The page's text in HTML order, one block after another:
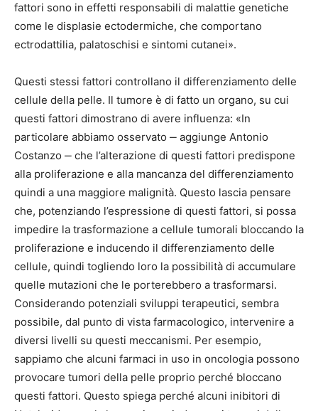
fattori sono in effetti responsabili di malattie genetiche
come le displasie ectodermiche, che comportano
ectrodattilia, palatoschisi e sintomi cutanei».
Questi stessi fattori controllano il differenziamento delle
cellule della pelle. Il tumore è di fatto un organo, su cui
questi fattori dimostrano di avere influenza: «In
particolare abbiamo osservato ‒ aggiunge Antonio
Costanzo ‒ che l’alterazione di questi fattori predispone
alla proliferazione e alla mancanza del differenziamento
quindi a una maggiore malignità. Questo lascia pensare
che, potenziando l’espressione di questi fattori, si possa
impedire la trasformazione a cellule tumorali bloccando la
proliferazione e inducendo il differenziamento delle
cellule, quindi togliendo loro la possibilità di accumulare
quelle mutazioni che le porterebbero a trasformarsi.
Considerando potenziali sviluppi terapeutici, sembra
possibile, dal punto di vista farmacologico, intervenire a
diversi livelli su questi meccanismi. Per esempio,
sappiamo che alcuni farmaci in uso in oncologia possono
provocare tumori della pelle proprio perché bloccano
questi fattori. Questo spiega perché alcuni inibitori di